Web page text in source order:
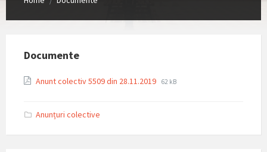
Documente
Anunt colectiv 5509 din 28.11.2019 File
File
62 kB
Anunțuri colective